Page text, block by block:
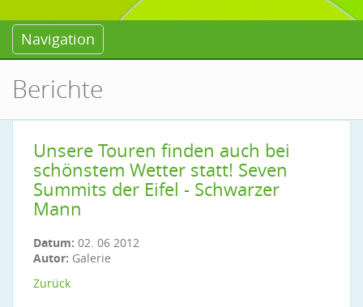
Navigation
Berichte
Unsere Touren finden auch bei
schönstem Wetter statt! Seven
Summits der Eifel - Schwarzer
Mann
Datum: 02. 06 2012
Autor: Galerie
Zurück